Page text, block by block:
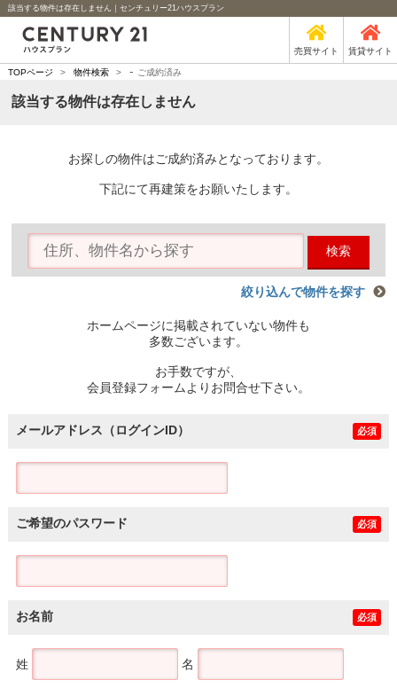
該当する物件は存在しません｜センチュリー21ハウスプラン
売買サイト 賃貸サイト
TOPページ > 物件検索 > - ご成約済み
該当する物件は存在しません
お探しの物件はご成約済みとなっております。
下記にて再建策をお願いたします。
検索
絞り込んで物件を探す
ホームページに掲載されていない物件も
多数ございます。
お手数ですが、
会員登録フォームよりお問合せ下さい。
メールアドレス（ログインID） 必須
ご希望のパスワード 必須
お名前 必須
姓 名